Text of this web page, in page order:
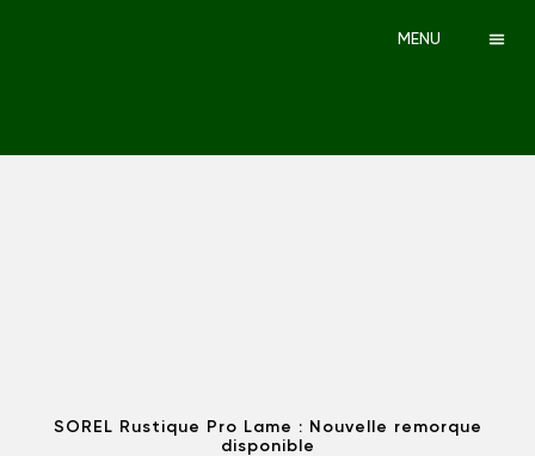
MENU
SOREL Rustique Pro Lame : Nouvelle remorque
disponible